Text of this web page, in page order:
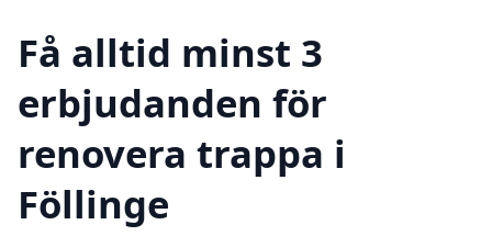
Få alltid minst 3
erbjudanden för
renovera trappa i
Föllinge